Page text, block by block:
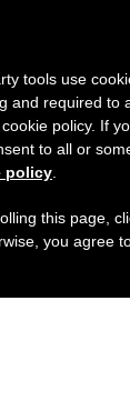
de
de agosto
en el
y
tools use
and required to
policy. If
to all or
policy
this page,
you agree